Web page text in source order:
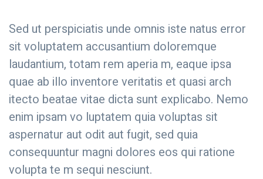
Sed ut perspiciatis unde omnis iste natus error
sit voluptatem accusantium doloremque
laudantium, totam rem aperia m, eaque ipsa
quae ab illo inventore veritatis et quasi arch
itecto beatae vitae dicta sunt explicabo. Nemo
enim ipsam vo luptatem quia voluptas sit
aspernatur aut odit aut fugit, sed quia
consequuntur magni dolores eos qui ratione
volupta te m sequi nesciunt.